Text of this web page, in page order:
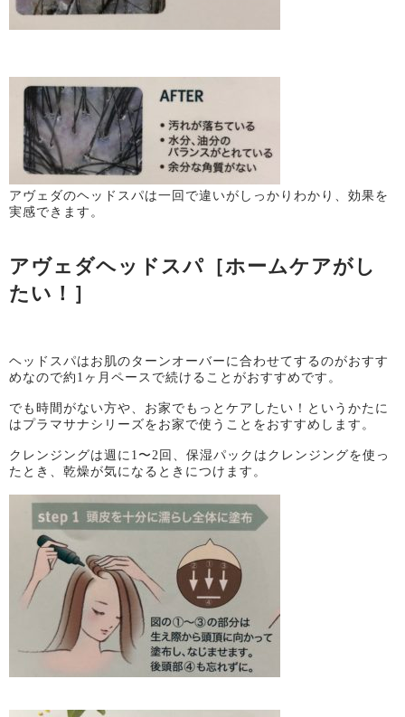
アヴェダのヘッドスパは一回で違いがしっかりわかり、効果を
実感できます。
アヴェダヘッドスパ［ホームケアがし
たい！］
ヘッドスパはお肌のターンオーバーに合わせてするのがおすす
めなので約 1 ヶ月ペースで続けることがおすすめです。
でも時間がない方や、お家でもっとケアしたい！というかたに
はプラマサナシリーズをお家で使うことをおすすめします。
クレンジングは週に 1 〜2 回、保湿パックはクレンジングを使っ
たとき、乾燥が気になるときにつけます。